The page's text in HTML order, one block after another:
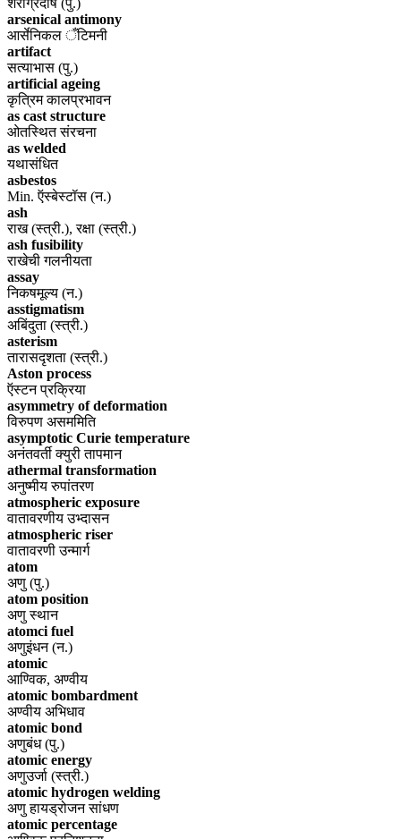
arsenical antimony
आर्सेनिकल ँटिमनी
artifact
सत्याभास (पु.)
artificial ageing
कृत्रिम कालप्रभावन
as cast structure
ओतस्थित संरचना
as welded
यथासंधित
asbestos
Min. ऍस्बेस्टॉस (न.)
ash
राख (स्त्री.), रक्षा (स्त्री.)
ash fusibility
राखेची गलनीयता
assay
निकषमूल्य (न.)
asstigmatism
अबिंदुता (स्त्री.)
asterism
तारासदृशता (स्त्री.)
Aston process
ऍस्टन प्रक्रिया
asymmetry of deformation
विरुपण असममिति
asymptotic Curie temperature
अनंतवर्ती क्युरी तापमान
athermal transformation
अनुष्मीय रुपांतरण
atmospheric exposure
वातावरणीय उभ्दासन
atmospheric riser
वातावरणी उन्मार्ग
atom
अणु (पु.)
atom position
अणु स्थान
atomci fuel
अणुइंधन (न.)
atomic
आण्विक, अण्वीय
atomic bombardment
अण्वीय अभिधाव
atomic bond
अणुबंध (पु.)
atomic energy
अणुउर्जा (स्त्री.)
atomic hydrogen welding
अणु हायड्रोजन सांधण
atomic percentage